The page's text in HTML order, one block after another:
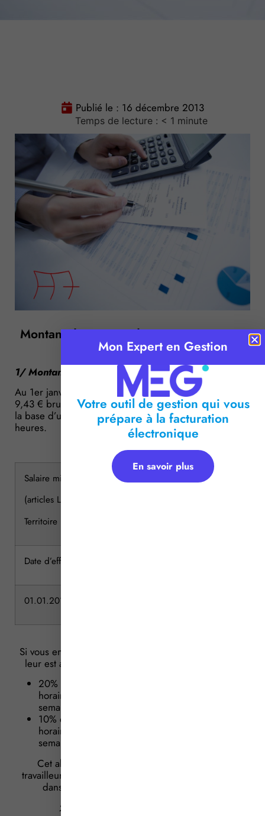
Publié le : 16 décembre 2013
Temps de lecture : < 1 minute
Montant du Smic et du minimum garanti
au 1er janvier 2014
1/ Montant du SMIC
Au 1er janvier 2014, le taux horaire du Smic passe de
9,43 € brut à 9,53 € brut, soit 1 445,38 € par mois sur
la base d’une durée hebdomadaire de travail de 35
heures.
Salaire minimum de croissance (SMIC)
(articles L 3231-1 et suivants du Code du travail)
Territoire métropolitain et DOM
Date d’effet
01.01.2014
Si vous employez des jeunes travailleurs, le SMIC qui
leur est applicable comporte un abattement fixé à :
20% avant 17 ans ans (soit 7,62 € pour le SMIC
horaire, 1155,70 € pour le SMIC base 35 h par
semaine),
10% entre 17 et 18 ans (soit 8,58 € pour le SMIC
horaire, 1301,30 € pour le SMIC base 35 h par
semaine).
Cet abattement est supprimé pour les jeunes
travailleurs ayant 6 mois de pratique professionnelle
dans la branche d’activité dont ils relèvent.
2/ Montant du minimum garanti
Mon Expert en Gestion
Votre outil de gestion qui vous
prépare à la facturation
électronique
En savoir plus